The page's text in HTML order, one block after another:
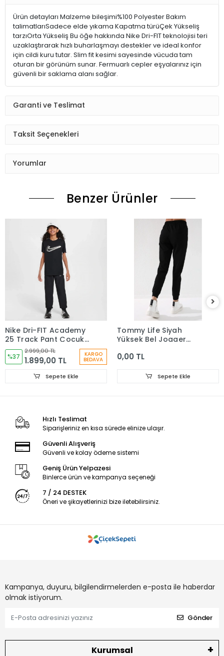
Ürün detayları Malzeme bileşimi%100 Polyester Bakım
talimatlarıSadece elde yıkama Kapatma türüÇek Yükseliş
tarzıOrta Yükseliş Bu öğe hakkında Nike Dri-FIT teknolojisi teri
uzaklaştırarak hızlı buharlaşmayı destekler ve ideal konfor
için cildi kuru tutar. Slim fit kesimi sayesinde vücuda tam
oturan bir görünüm sunar. Fermuarlı cepler eşyalarınız için
güvenli bir saklama alanı sağlar.
Garanti ve Teslimat
Taksit Seçenekleri
Yorumlar
Benzer Ürünler
Nike Dri-FIT Academy
25 Track Pant Çocuk
Siyah Eşofman Altı
HJ3711-010
%37
2.999,00 TL
1.899,00 TL
KARGO
BEDAVA
Sepete Ekle
Tommy Life Siyah
Yüksek Bel Jogger
94561
0,00 TL
Sepete Ekle
Hızlı Teslimat
Siparişleriniz en kısa sürede elinize ulaşır.
Güvenli Alışveriş
Güvenli ve kolay ödeme sistemi
Geniş Ürün Yelpazesi
Binlerce ürün ve kampanya seçeneği
7 / 24 DESTEK
Öneri ve şikayetlerinizi bize iletebilirsiniz.
Kampanya, duyuru, bilgilendirmelerden e-posta ile haberdar
olmak istiyorum.
Gönder
Kurumsal